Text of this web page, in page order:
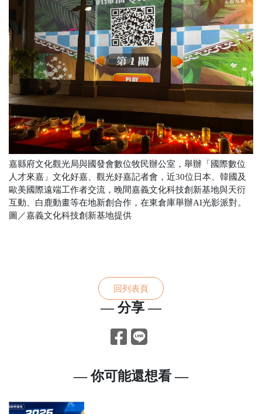
嘉縣府文化觀光局與國發會數位牧民辦公室，舉辦「國際數位
人才來嘉」文化好嘉、觀光好嘉記者會，近30位日本、韓國及
歐美國際遠端工作者交流，晚間嘉義文化科技創新基地與天衍
互動、白鹿動畫等在地新創合作，在東倉庫舉辦AI光影派對。
圖／嘉義文化科技創新基地提供
回列表頁
— 分享 —
— 你可能還想看 —